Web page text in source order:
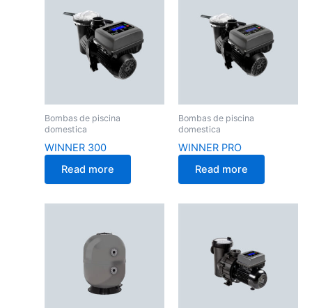
Bombas de piscina
domestica
WINNER 300
Read more
Bombas de piscina
domestica
WINNER PRO
Read more